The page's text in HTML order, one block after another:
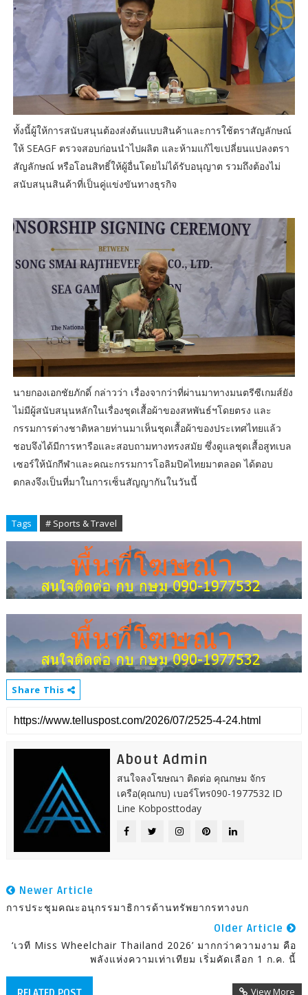
ทั้งนี้ผู้ให้การสนับสนุนต้องส่งต้นแบบสินค้าและการใช้ตราสัญลักษณ์
ให้ SEAGF ตรวจสอบก่อนนำไปผลิต และห้ามแก้ไขเปลี่ยนแปลงตรา
สัญลักษณ์ หรือโอนสิทธิ์ให้ผู้อื่นโดยไม่ได้รับอนุญาต รวมถึงต้องไม่
สนับสนุนสินค้าที่เป็นคู่แข่งขันทางธุรกิจ
นายกองเอกชัยภักดิ์ กล่าวว่า เรื่องจากว่าที่ผ่านมาทางมนตรีซีเกมส์ยัง
ไม่มีผู้สนับสนุนหลักในเรื่องชุดเสื้อผ้าของสหพันธ์ฯโดยตรง และ
กรรมการต่างชาติหลายท่านมาเห็นชุดเสื้อผ้าของประเทศไทยแล้ว
ชอบจึงได้มีการหารือและสอบถามทางทรงสมัย ซึ่งดูแลชุดเสื้อสูทเบล
เซอร์ให้นักกีฬาและคณะกรรมการโอลิมปิคไทยมาตลอด ได้ตอบ
ตกลงจึงเป็นที่มาในการเซ็นสัญญากันในวันนี้
Tags # Sports & Travel
Share This
About Admin
สนใจลงโฆษณา ติดต่อ คุณกษม จักร
เครือ(คุณกบ) เบอร์โทร090-1977532 ID
Line Kobposttoday
Newer Article
การประชุมคณะอนุกรรมาธิการด้านทรัพยากรทางบก
Older Article
‘เวที Miss Wheelchair Thailand 2026’ มากกว่าความงาม คือ
พลังแห่งความเท่าเทียม เริ่มคัดเลือก 1 ก.ค. นี้
View More